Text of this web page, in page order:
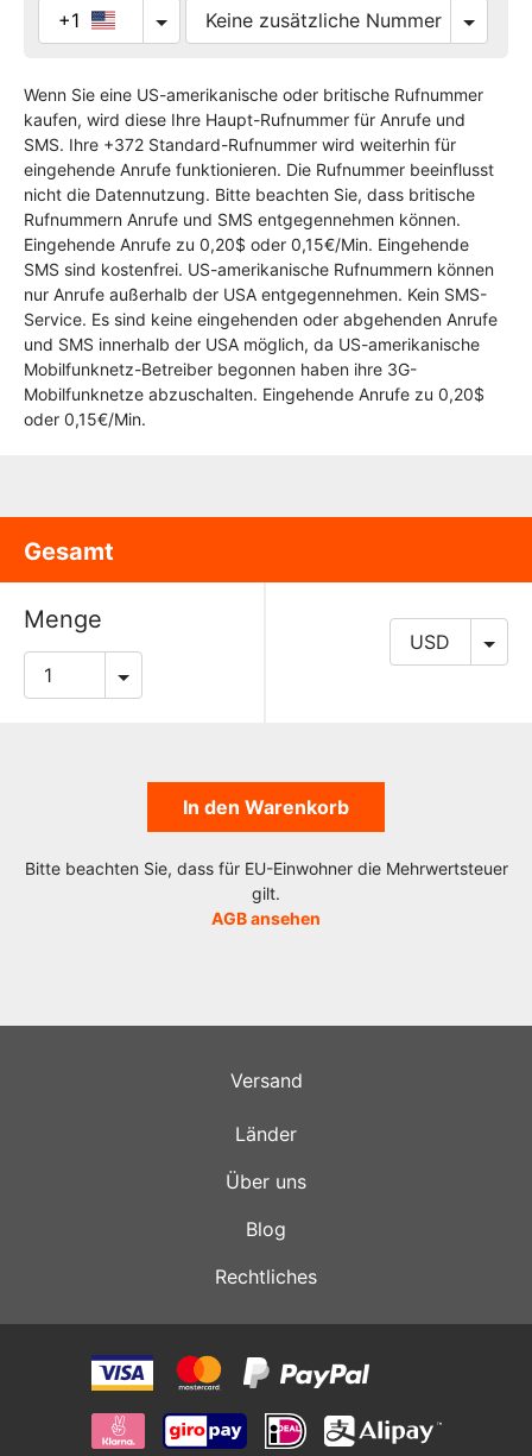
+1
Wenn Sie eine US-amerikanische oder britische Rufnummer
kaufen, wird diese Ihre Haupt-Rufnummer für Anrufe und
SMS. Ihre +372 Standard-Rufnummer wird weiterhin für
eingehende Anrufe funktionieren. Die Rufnummer beeinflusst
nicht die Datennutzung. Bitte beachten Sie, dass britische
Rufnummern Anrufe und SMS entgegennehmen können.
Eingehende Anrufe zu 0,20$ oder 0,15€/Min. Eingehende
SMS sind kostenfrei. US-amerikanische Rufnummern können
nur Anrufe außerhalb der USA entgegennehmen. Kein SMS-
Service. Es sind keine eingehenden oder abgehenden Anrufe
und SMS innerhalb der USA möglich, da US-amerikanische
Mobilfunknetz-Betreiber begonnen haben ihre 3G-
Mobilfunknetze abzuschalten. Eingehende Anrufe zu 0,20$
oder 0,15€/Min.
Gesamt
Menge
In den Warenkorb
Bitte beachten Sie, dass für EU-Einwohner die Mehrwertsteuer
gilt.
AGB ansehen
Versand
Länder
Über uns
Blog
Rechtliches